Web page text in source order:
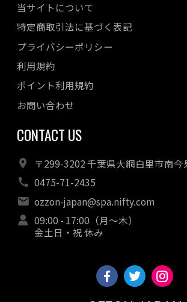
当サイトについて
特定商取引法に基づく表記
プライバシーポリシー
利用規約
ポイント利用規約
お問い合わせ
CONTACT US
〒299-3202 千葉県大網白里市南今
0475-71-2435
ozzon-japan@spa.nifty.com
09:00 - 17:00（月～木）
金土日・祝 休み